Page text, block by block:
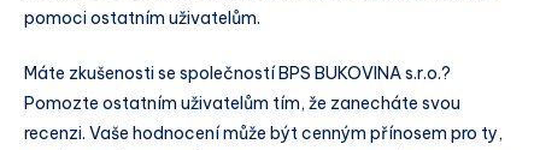
pomoci ostatním uživatelům.
Máte zkušenosti se společností BPS BUKOVINA s.r.o.?
Pomozte ostatním uživatelům tím, že zanecháte svou
recenzi. Vaše hodnocení může být cenným přínosem pro ty,